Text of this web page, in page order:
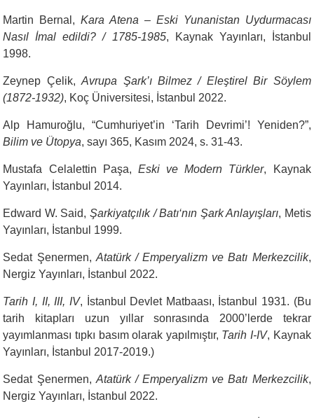
Martin Bernal,Kara Atena – Eski Yunanistan Uydurmacası
Nasıl İmal edildi? / 1785-1985, Kaynak Yayınları, İstanbul
1998.
Zeynep Çelik,Avrupa Şark’ı Bilmez / Eleştirel Bir Söylem
(1872-1932), Koç Üniversitesi, İstanbul 2022.
Alp Hamuroğlu, “Cumhuriyet’in ‘Tarih Devrimi’! Yeniden?”,
Bilim ve Ütopya, sayı 365, Kasım 2024, s. 31-43.
Mustafa Celalettin Paşa, Eski ve Modern Türkler, Kaynak
Yayınları, İstanbul 2014.
Edward W. Said, Şarkiyatçılık / Batı‘nın Şark Anlayışları, Metis
Yayınları, İstanbul 1999.
Sedat Şenermen, Atatürk / Emperyalizm ve Batı Merkezcilik,
Nergiz Yayınları, İstanbul 2022.
Tarih I, II, III, IV, İstanbul Devlet Matbaası, İstanbul 1931. (Bu
tarih kitapları uzun yıllar sonrasında 2000’lerde tekrar
yayımlanması tıpkı basım olarak yapılmıştır, Tarih I-IV, Kaynak
Yayınları, İstanbul 2017-2019.)
Sedat Şenermen, Atatürk / Emperyalizm ve Batı Merkezcilik,
Nergiz Yayınları, İstanbul 2022.